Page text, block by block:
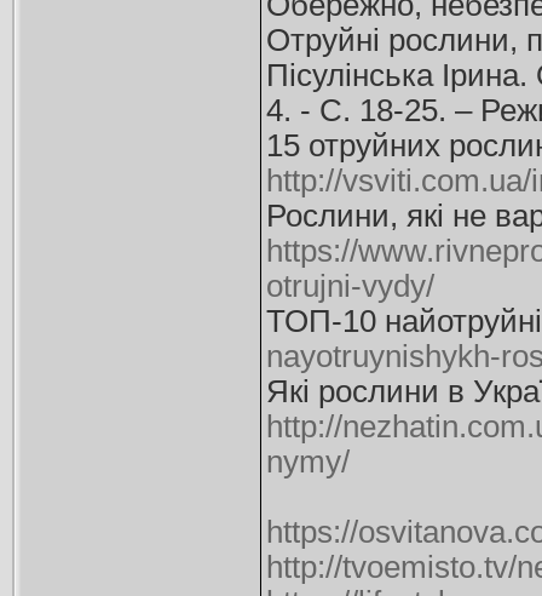
Отруйні рослини,
Пісулінська
4. - С. 18-25. –
15 отруйних
http://
Рослини, які не
https://
otrujni-vydy/
ТОП-10
nayotruynishykh-
Які рослини в
http://
nymy/
https://
http://tvoemisto.tv/